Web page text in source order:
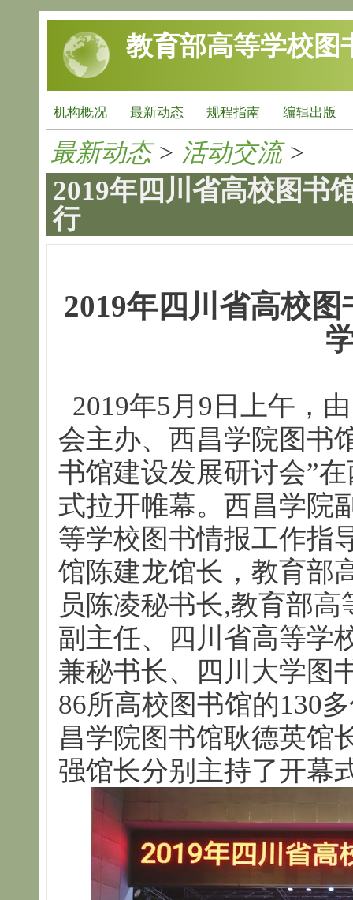
跳转到主要内容
教育部高等学校图
机构概况 最新动态 规程指南 编辑出版
最新动态> 活动交流>
2019年四川省高校图书
行
2019年四川省高校
2019年5月9日上午，
会主办、西昌学院图书
书馆建设发展研讨会”
式拉开帷幕。西昌学院
等学校图书情报工作指
馆陈建龙馆长，教育部
员陈凌秘书长,教育部
副主任、四川省高等学
兼秘书长、四川大学图
86所高校图书馆的130
昌学院图书馆耿德英馆
强馆长分别主持了开幕